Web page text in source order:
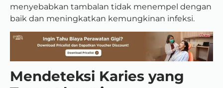
menyebabkan tambalan tidak menempel dengan
baik dan meningkatkan kemungkinan infeksi.
Mendeteksi Karies yang